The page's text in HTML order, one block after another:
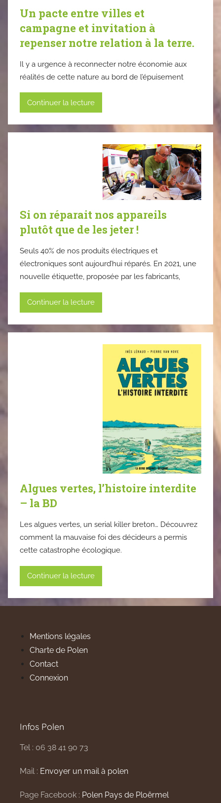
Un pacte entre villes et
campagne et invitation à
repenser notre relation à la terre.
Il y a urgence à reconnecter notre économie aux
réalités de cette nature au bord de l’épuisement
Continuer la lecture
Si on réparait nos appareils
plutôt que de les jeter !
Seuls 40% de nos produits électriques et
électroniques sont aujourd’hui réparés. En 2021, une
nouvelle étiquette, proposée par les fabricants,
Continuer la lecture
Algues vertes, l’histoire interdite
– la BD
Les algues vertes, un serial killer breton… Découvrez
comment la mauvaise foi des décideurs a permis
cette catastrophe écologique.
Continuer la lecture
Mentions légales
Charte de Polen
Contact
Connexion
Infos Polen
Tel : 06 38 41 90 73
Mail : Envoyer un mail à polen
Page Facebook : Polen Pays de Ploërmel